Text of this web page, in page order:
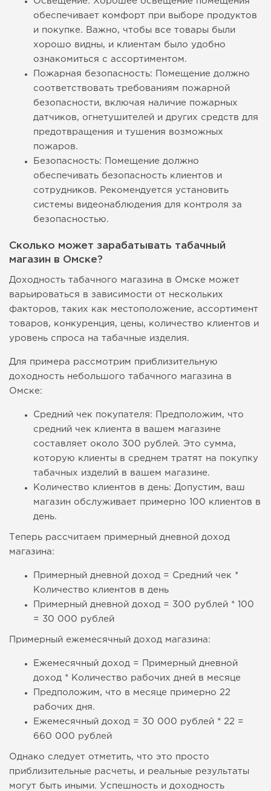
обеспечивает комфорт при выборе продуктов
и покупке. Важно, чтобы все товары были
хорошо видны, и клиентам было удобно
ознакомиться с ассортиментом.
Пожарная безопасность: Помещение должно
соответствовать требованиям пожарной
безопасности, включая наличие пожарных
датчиков, огнетушителей и других средств для
предотвращения и тушения возможных
пожаров.
Безопасность: Помещение должно
обеспечивать безопасность клиентов и
сотрудников. Рекомендуется установить
системы видеонаблюдения для контроля за
безопасностью.
Сколько может зарабатывать табачный
магазин в Омске?
Доходность табачного магазина в Омске может
варьироваться в зависимости от нескольких
факторов, таких как местоположение, ассортимент
товаров, конкуренция, цены, количество клиентов и
уровень спроса на табачные изделия.
Для примера рассмотрим приблизительную
доходность небольшого табачного магазина в
Омске:
Средний чек покупателя: Предположим, что
средний чек клиента в вашем магазине
составляет около 300 рублей. Это сумма,
которую клиенты в среднем тратят на покупку
табачных изделий в вашем магазине.
Количество клиентов в день: Допустим, ваш
магазин обслуживает примерно 100 клиентов в
день.
Теперь рассчитаем примерный дневной доход
магазина:
Примерный дневной доход = Средний чек *
Количество клиентов в день
Примерный дневной доход = 300 рублей * 100
= 30 000 рублей
Примерный ежемесячный доход магазина:
Ежемесячный доход = Примерный дневной
доход * Количество рабочих дней в месяце
Предположим, что в месяце примерно 22
рабочих дня.
Ежемесячный доход = 30 000 рублей * 22 =
660 000 рублей
Однако следует отметить, что это просто
приблизительные расчеты, и реальные результаты
могут быть иными. Успешность и доходность